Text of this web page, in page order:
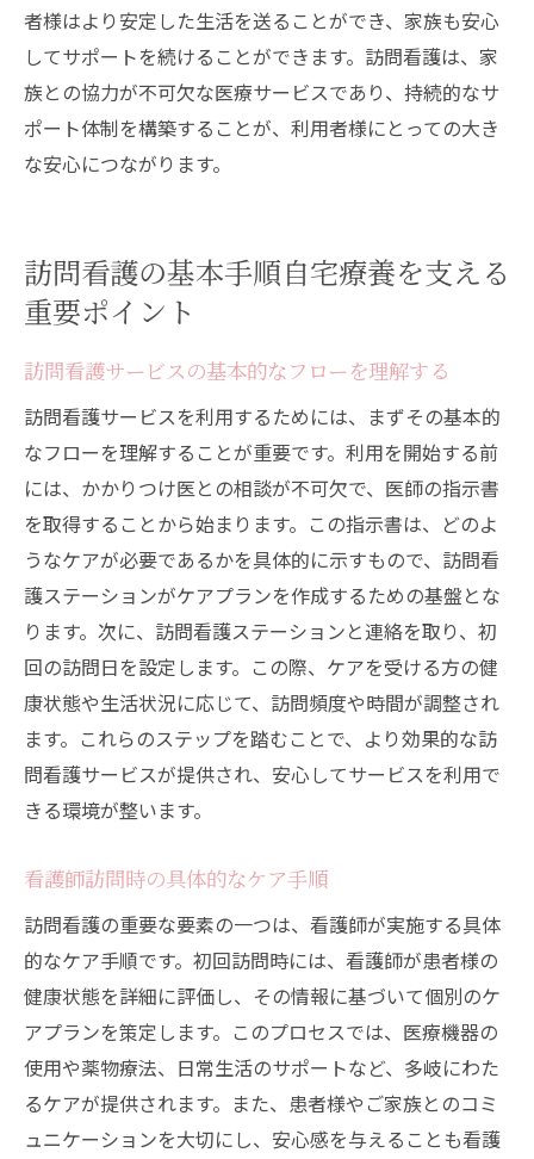
者様はより安定した生活を送ることができ、家族も安心
してサポートを続けることができます。訪問看護は、家
族との協力が不可欠な医療サービスであり、持続的なサ
ポート体制を構築することが、利用者様にとっての大き
な安心につながります。
訪問看護の基本手順自宅療養を支える
重要ポイント
訪問看護サービスの基本的なフローを理解する
訪問看護サービスを利用するためには、まずその基本的
なフローを理解することが重要です。利用を開始する前
には、かかりつけ医との相談が不可欠で、医師の指示書
を取得することから始まります。この指示書は、どのよ
うなケアが必要であるかを具体的に示すもので、訪問看
護ステーションがケアプランを作成するための基盤とな
ります。次に、訪問看護ステーションと連絡を取り、初
回の訪問日を設定します。この際、ケアを受ける方の健
康状態や生活状況に応じて、訪問頻度や時間が調整され
ます。これらのステップを踏むことで、より効果的な訪
問看護サービスが提供され、安心してサービスを利用で
きる環境が整います。
看護師訪問時の具体的なケア手順
訪問看護の重要な要素の一つは、看護師が実施する具体
的なケア手順です。初回訪問時には、看護師が患者様の
健康状態を詳細に評価し、その情報に基づいて個別のケ
アプランを策定します。このプロセスでは、医療機器の
使用や薬物療法、日常生活のサポートなど、多岐にわた
るケアが提供されます。また、患者様やご家族とのコミ
ュニケーションを大切にし、安心感を与えることも看護